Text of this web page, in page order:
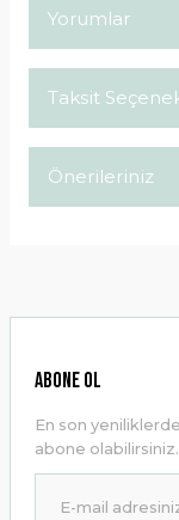
Yorumlar
Taksit
Önerileriniz
Ürün resmi
Ürün
Ürün fiyatı diğer
Bu ürüne benzer
ABONE OL
En son
abone olabilirsiniz.